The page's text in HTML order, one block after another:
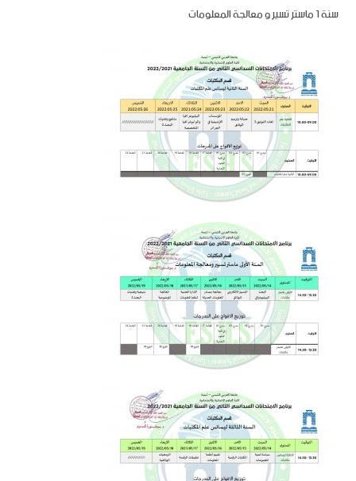
سنة 1 ماستر تسير و معالجة المعلومات